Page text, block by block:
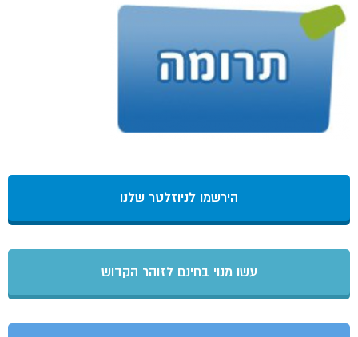
הירשמו לניוזלטר שלנו
עשו מנוי בחינם לזוהר הקדוש